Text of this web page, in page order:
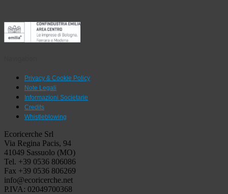
Privacy & Cookie Policy
Note Legali
Informazioni Societarie
Credits
Whistleblowing
Ecoricerche Srl
Via Regina Pacis, 94
41049 Sassuolo (MO)
Tel. +39 0536 806086
Fax +39 0536 806269
info@ecoricerche.net
P.IVA: 02049700368